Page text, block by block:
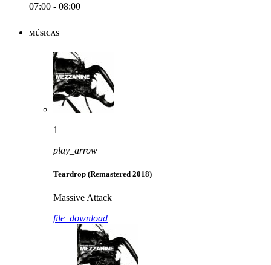
07:00 - 08:00
MÚSICAS
1
play_arrow
Teardrop (Remastered 2018)
Massive Attack
file_download